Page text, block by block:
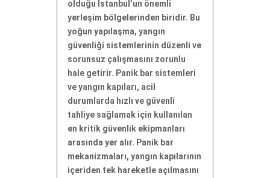
olduğu İstanbul’un önemli
yerleşim bölgelerinden biridir. Bu
yoğun yapılaşma, yangın
güvenliği sistemlerinin düzenli ve
sorunsuz çalışmasını zorunlu
hale getirir. Panik bar sistemleri
ve yangın kapıları, acil
durumlarda hızlı ve güvenli
tahliye sağlamak için kullanılan
en kritik güvenlik ekipmanları
arasında yer alır. Panik bar
mekanizmaları, yangın kapılarının
içeriden tek hareketle açılmasını